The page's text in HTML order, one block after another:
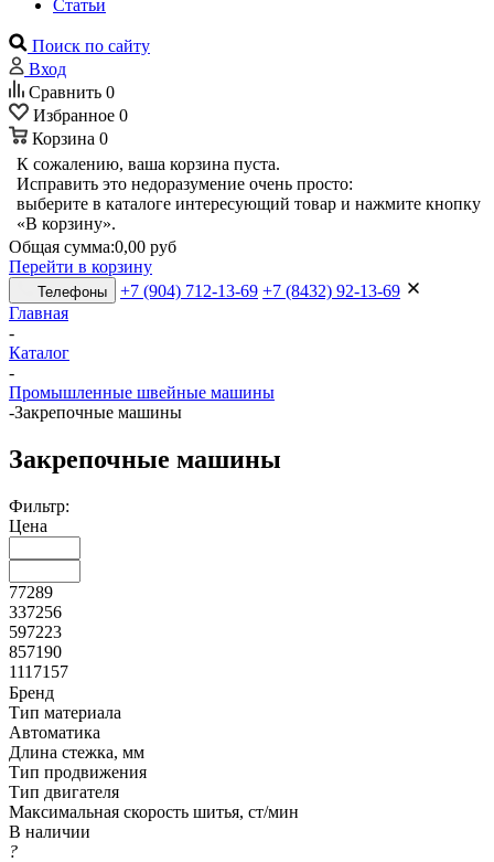
Статьи
Поиск по сайту
Вход
Сравнить 0
Избранное 0
Корзина 0
К сожалению, ваша корзина пуста.
Исправить это недоразумение очень просто:
выберите в каталоге интересующий товар и нажмите кнопку
«В корзину».
Общая сумма:0,00 руб
Перейти в корзину
Телефоны +7 (904) 712-13-69 +7 (8432) 92-13-69
Главная
-
Каталог
-
Промышленные швейные машины
-Закрепочные машины
Закрепочные машины
Фильтр:
Цена
77289
337256
597223
857190
1117157
Бренд
Тип материала
Автоматика
Длина стежка, мм
Тип продвижения
Тип двигателя
Максимальная скорость шитья, ст/мин
В наличии
?